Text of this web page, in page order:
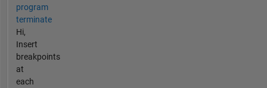
program
terminate
Hi,
Insert
breakpoints
at
each